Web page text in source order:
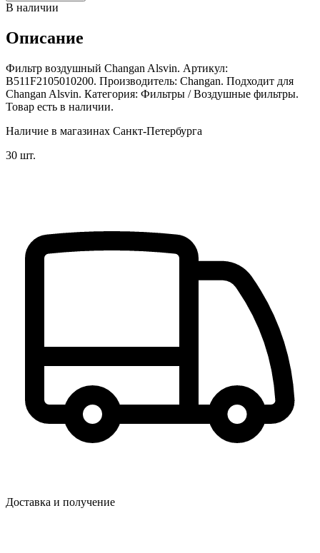
В наличии
Описание
Фильтр воздушный Changan Alsvin. Артикул:
B511F2105010200. Производитель: Changan. Подходит для
Changan Alsvin. Категория: Фильтры / Воздушные фильтры.
Товар есть в наличии.
Наличие в магазинах Санкт-Петербурга
30 шт.
Доставка и получение